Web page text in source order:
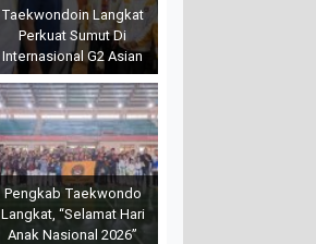
Taekwondoin Langkat
Perkuat Sumut Di
Internasional G2 Asian
Pengkab Taekwondo
Langkat, “Selamat Hari
Anak Nasional 2026”